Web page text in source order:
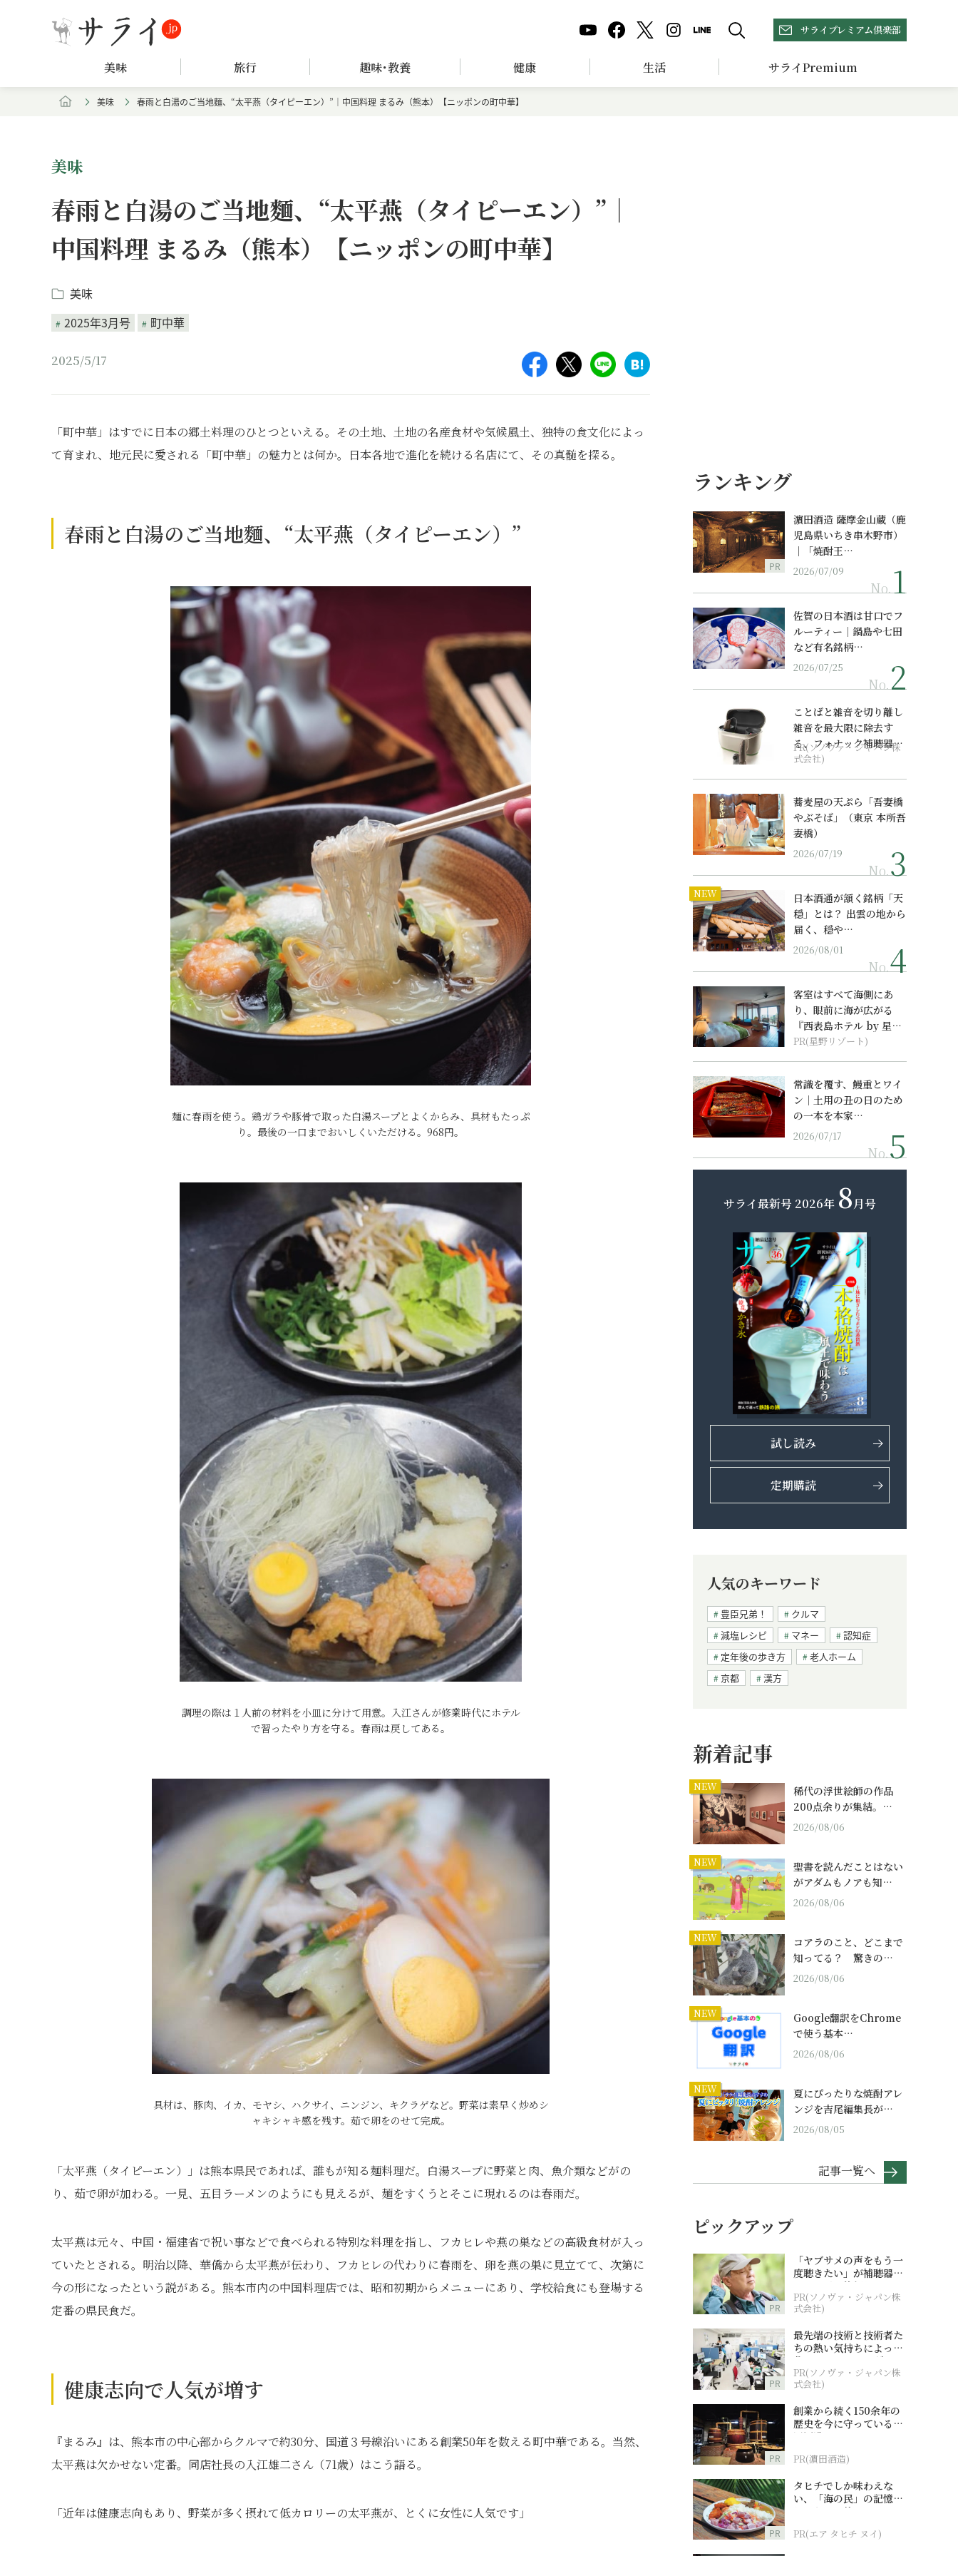
サライプレミアム倶楽部
美味 旅行 趣味･教養 健康 生活 サライPremium
美味 春雨と白湯のご当地麵、“太平燕（タイピーエン）”｜中国料理 まるみ（熊本）【ニッポンの町中華】
美味
春雨と白湯のご当地麵、“太平燕（タイピーエン）”｜
中国料理 まるみ（熊本）【ニッポンの町中華】
美味
2025年3月号
町中華
2025/5/17
「町中華」はすでに日本の郷土料理のひとつといえる。その土地、土地の名産食材や気候風土、独特の食文化によっ
て育まれ、地元民に愛される「町中華」の魅力とは何か。日本各地で進化を続ける名店にて、その真髄を探る。
春雨と白湯のご当地麵、“太平燕（タイピーエン）”
麺に春雨を使う。鶏ガラや豚骨で取った白湯スープとよくからみ、具材もたっぷ
り。最後の一口までおいしくいただける。968円。
調理の際は１人前の材料を小皿に分けて用意。入江さんが修業時代にホテル
で習ったやり方を守る。春雨は戻してある。
具材は、豚肉、イカ、モヤシ、ハクサイ、ニンジン、キクラゲなど。野菜は素早く炒めシ
ャキシャキ感を残す。茹で卵をのせて完成。
「太平燕（タイピーエン）」は熊本県民であれば、誰もが知る麺料理だ。白湯スープに野菜と肉、魚介類などがの
り、茹で卵が加わる。一見、五目ラーメンのようにも見えるが、麺をすくうとそこに現れるのは春雨だ。
太平燕は元々、中国・福建省で祝い事などで食べられる特別な料理を指し、フカヒレや燕の巣などの高級食材が入っ
ていたとされる。明治以降、華僑から太平燕が伝わり、フカヒレの代わりに春雨を、卵を燕の巣に見立てて、次第に
今の形になったという説がある。熊本市内の中国料理店では、昭和初期からメニューにあり、学校給食にも登場する
定番の県民食だ。
健康志向で人気が増す
『まるみ』は、熊本市の中心部からクルマで約30分、国道３号線沿いにある創業50年を数える町中華である。当然、
太平燕は欠かせない定番。同店社長の入江雄二さん（71歳）はこう語る。
「近年は健康志向もあり、野菜が多く摂れて低カロリーの太平燕が、とくに女性に人気です」
ランキング
PR
濵田酒造 薩摩金山蔵（鹿
児島県いちき串木野市）
｜「焼酎王…
2026/07/09
No.
佐賀の日本酒は甘口でフ
ルーティー｜鍋島や七田
など有名銘柄…
2026/07/25
No.
ことばと雑音を切り離し
雑音を最大限に除去す
る、フォナック補聴器の
最上位モデル
PR(ソノヴァ・ジャパン株
式会社)
蕎麦屋の天ぷら「吾妻橋
やぶそば」（東京 本所吾
妻橋）
2026/07/19
No.
NEW
日本酒通が頷く銘柄「天
穏」とは？ 出雲の地から
届く、穏や…
2026/08/01
No.
客室はすべて海側にあ
り、眼前に海が広がる
『西表島ホテル by 星野
リゾート』
PR(星野リゾート)
常識を覆す、鰻重とワイ
ン｜土用の丑の日のため
の一本を本家…
2026/07/17
No.
サライ最新号 2026年 8月号
試し読み
定期購読
人気のキーワード
豊臣兄弟！
クルマ
減塩レシピ
マネー
認知症
定年後の歩き方
老人ホーム
京都
漢方
新着記事
NEW
稀代の浮世絵師の作品
200点余りが集結。…
2026/08/06
NEW
聖書を読んだことはない
がアダムもノアも知…
2026/08/06
NEW
コアラのこと、どこまで
知ってる？ 驚きの…
2026/08/06
NEW
Google翻訳をChrome
で使う基本…
2026/08/06
NEW
夏にぴったりな焼酎アレ
ンジを吉尾編集長が…
2026/08/05
記事一覧へ
ピックアップ
PR
「ヤブサメの声をもう一
度聴きたい」が補聴器チ
ャレンジの後押しに
PR(ソノヴァ・ジャパン株
式会社)
PR
最先端の技術と技術者た
ちの熱い気持ちによって
作られているオーダーメ
イド補聴器
PR(ソノヴァ・ジャパン株
式会社)
PR
創業から続く150余年の
歴史を今に守っている濵
田酒造
PR(濵田酒造)
PR
タヒチでしか味わえな
い、「海の民」の記憶へ
とつながる旅
PR(エア タヒチ ヌイ)